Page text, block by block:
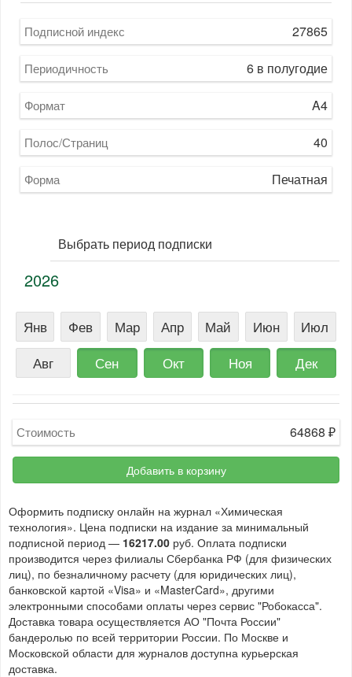
Подписной индекс 27865
Периодичность 6 в полугодие
Формат A4
Полос/Страниц 40
Форма Печатная
Выбрать период подписки
2026
Янв Фев Мар Апр Май Июн
Июл
Авг
Сен Окт Ноя Дек
Стоимость 64868 ₽
Добавить в корзину
Оформить подписку онлайн на журнал «Химическая
технология». Цена подписки на издание за минимальный
подписной период — 16217.00 руб. Оплата подписки
производится через филиалы Сбербанка РФ (для физических
лиц), по безналичному расчету (для юридических лиц),
банковской картой «Visa» и «MasterCard», другими
электронными способами оплаты через сервис "Робокасса".
Доставка товара осуществляется АО "Почта России"
бандеролью по всей территории России. По Москве и
Московской области для журналов доступна курьерская
доставка.